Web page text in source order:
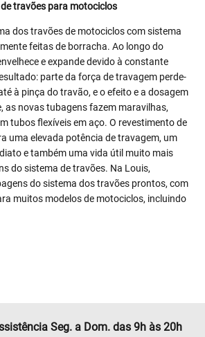
travões para motociclos
dos travões de motociclos com sistema
feitas de borracha. Ao longo do
e expande devido à constante
parte da força de travagem perde-
à pinça do travão, e o efeito e a dosagem
as novas tubagens fazem maravilhas,
tubos flexíveis em aço. O revestimento de
uma elevada potência de travagem, um
e também uma vida útil muito mais
do sistema de travões. Na Louis,
do sistema dos travões prontos, com
muitos modelos de motociclos, incluindo
Seg. a Dom. das 9h às 20h